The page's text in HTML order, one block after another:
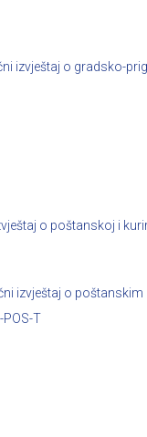
izvještaj o gradsko-
o poštanskoj i
izvještaj o
POS-T